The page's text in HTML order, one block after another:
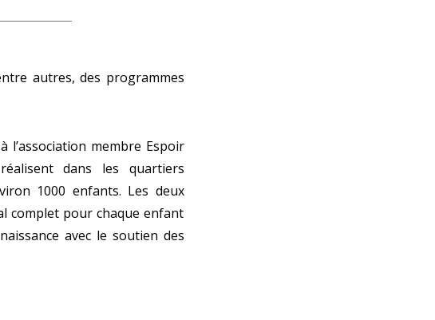
autres, des programmes
l’association membre Espoir
dans les quartiers
1000 enfants. Les deux
complet pour chaque enfant
avec le soutien des